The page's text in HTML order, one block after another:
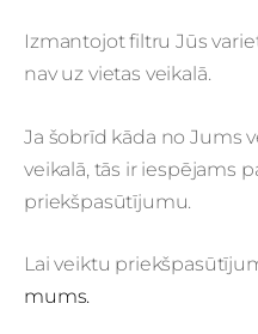
Izmantojot filtru Jūs
nav uz vietas veikalā.
Ja šobrīd kāda no Jums
veikalā, tās ir iespējams
priekšpasūtījumu.
Lai veiktu
mums.